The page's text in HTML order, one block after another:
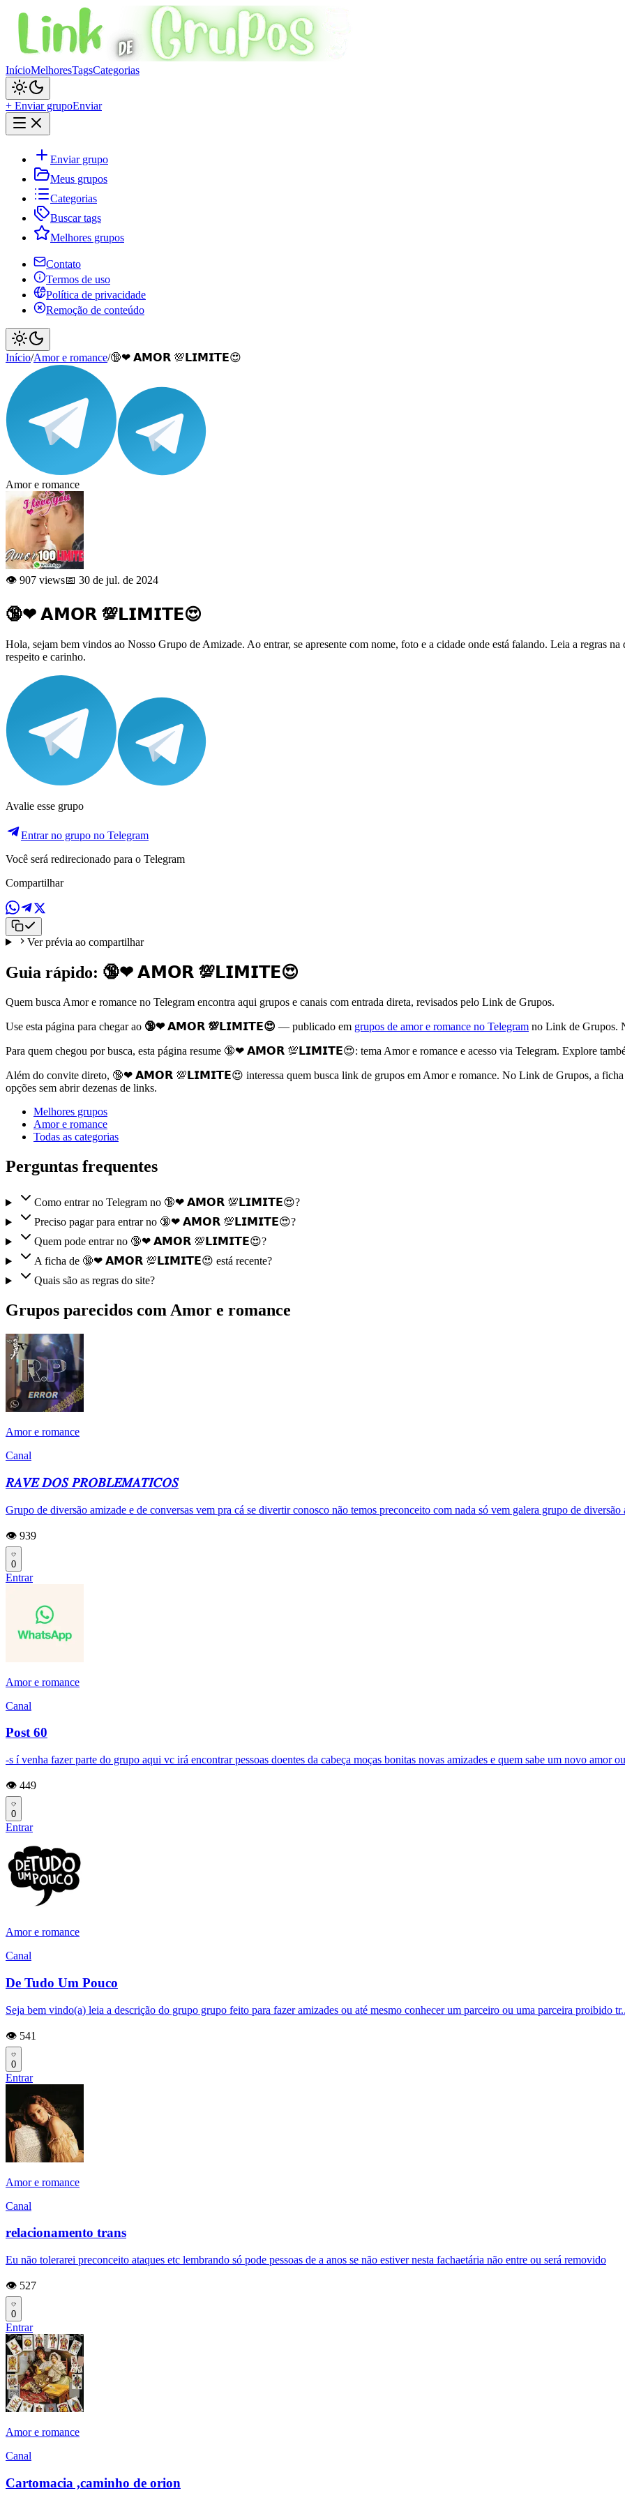
InícioMelhoresTagsCategorias
+ Enviar grupoEnviar
Enviar grupo
Meus grupos
Categorias
Buscar tags
Melhores grupos
Contato
Termos de uso
Política de privacidade
Remoção de conteúdo
Início/Amor e romance/🔞❤ 𝗔𝗠𝗢𝗥 💯𝗟𝗜𝗠𝗜𝗧𝗘😍
Amor e romance
👁️ 907 views📅 30 de jul. de 2024
🔞❤ 𝗔𝗠𝗢𝗥 💯𝗟𝗜𝗠𝗜𝗧𝗘😍
Hola, sejam bem vindos ao Nosso Grupo de Amizade. Ao entrar, se apresente com nome, foto e a cidade onde está falando. Leia a regras
respeito e carinho.
Avalie esse grupo
Entrar no grupo no Telegram
Você será redirecionado para o Telegram
Compartilhar
Ver prévia ao compartilhar
Guia rápido: 🔞❤ 𝗔𝗠𝗢𝗥 💯𝗟𝗜𝗠𝗜𝗧𝗘😍
Quem busca Amor e romance no Telegram encontra aqui grupos e canais com entrada direta, revisados pelo Link de Grupos.
Use esta página para chegar ao 🔞❤ 𝗔𝗠𝗢𝗥 💯𝗟𝗜𝗠𝗜𝗧𝗘😍 — publicado em grupos de amor e romance no Telegram no Link de Grupos.
Para quem chegou por busca, esta página resume 🔞❤ 𝗔𝗠𝗢𝗥 💯𝗟𝗜𝗠𝗜𝗧𝗘😍: tema Amor e romance e acesso via Telegram. Explore
Além do convite direto, 🔞❤ 𝗔𝗠𝗢𝗥 💯𝗟𝗜𝗠𝗜𝗧𝗘😍 interessa quem busca link de grupos em Amor e romance. No Link de Grupos, a ficha
opções sem abrir dezenas de links.
Melhores grupos
Amor e romance
Todas as categorias
Perguntas frequentes
Como entrar no Telegram no 🔞❤ 𝗔𝗠𝗢𝗥 💯𝗟𝗜𝗠𝗜𝗧𝗘😍?
Preciso pagar para entrar no 🔞❤ 𝗔𝗠𝗢𝗥 💯𝗟𝗜𝗠𝗜𝗧𝗘😍?
Quem pode entrar no 🔞❤ 𝗔𝗠𝗢𝗥 💯𝗟𝗜𝗠𝗜𝗧𝗘😍?
A ficha de 🔞❤ 𝗔𝗠𝗢𝗥 💯𝗟𝗜𝗠𝗜𝗧𝗘😍 está recente?
Quais são as regras do site?
Grupos parecidos com Amor e romance
Amor e romance
Canal
𝑅𝐴𝑉𝐸 𝐷𝑂𝑆 𝑃𝑅𝑂𝐵𝐿𝐸𝑀𝐴𝑇𝐼𝐶𝑂𝑆
Grupo de diversão amizade e de conversas vem pra cá se divertir conosco não temos preconceito com nada só vem galera grupo de diversão
👁️ 939
0
Entrar
Amor e romance
Canal
Post 60
-s í venha fazer parte do grupo aqui vc irá encontrar pessoas doentes da cabeça moças bonitas novas amizades e quem sabe um novo amor
👁️ 449
0
Entrar
Amor e romance
Canal
De Tudo Um Pouco
Seja bem vindo(a) leia a descrição do grupo grupo feito para fazer amizades ou até mesmo conhecer um parceiro ou uma parceira proibido
👁️ 541
0
Entrar
Amor e romance
Canal
relacionamento trans
Eu não tolerarei preconceito ataques etc lembrando só pode pessoas de a anos se não estiver nesta fachaetária não entre ou será removido
👁️ 527
0
Entrar
Amor e romance
Canal
Cartomacia ,caminho de orion